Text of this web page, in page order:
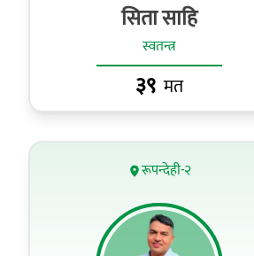
सिता साहि
स्वतन्त्र
३९ मत
रूपन्देही-२